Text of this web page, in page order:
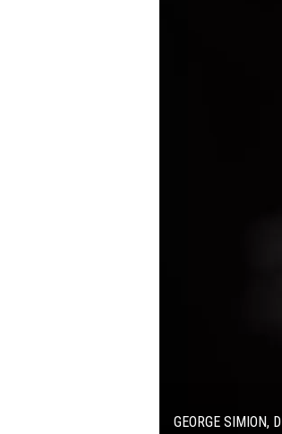
GEORGE SIMION,